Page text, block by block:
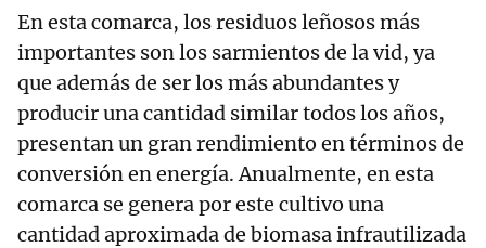
En esta comarca, los residuos leñosos más
importantes son los sarmientos de la vid, ya
que además de ser los más abundantes y
producir una cantidad similar todos los años,
presentan un gran rendimiento en términos de
conversión en energía. Anualmente, en esta
comarca se genera por este cultivo una
cantidad aproximada de biomasa infrautilizada